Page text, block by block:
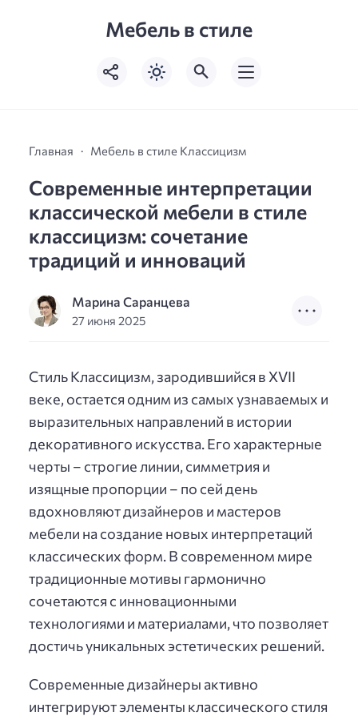
Мебель в стиле
Главная Мебель в стиле Классицизм
Современные интерпретации
классической мебели в стиле
классицизм: сочетание
традиций и инноваций
Марина Саранцева
27 июня 2025
Стиль Классицизм, зародившийся в XVII
веке, остается одним из самых узнаваемых и
выразительных направлений в истории
декоративного искусства. Его характерные
черты – строгие линии, симметрия и
изящные пропорции – по сей день
вдохновляют дизайнеров и мастеров
мебели на создание новых интерпретаций
классических форм. В современном мире
традиционные мотивы гармонично
сочетаются с инновационными
технологиями и материалами, что позволяет
достичь уникальных эстетических решений.
Современные дизайнеры активно
интегрируют элементы классического стиля